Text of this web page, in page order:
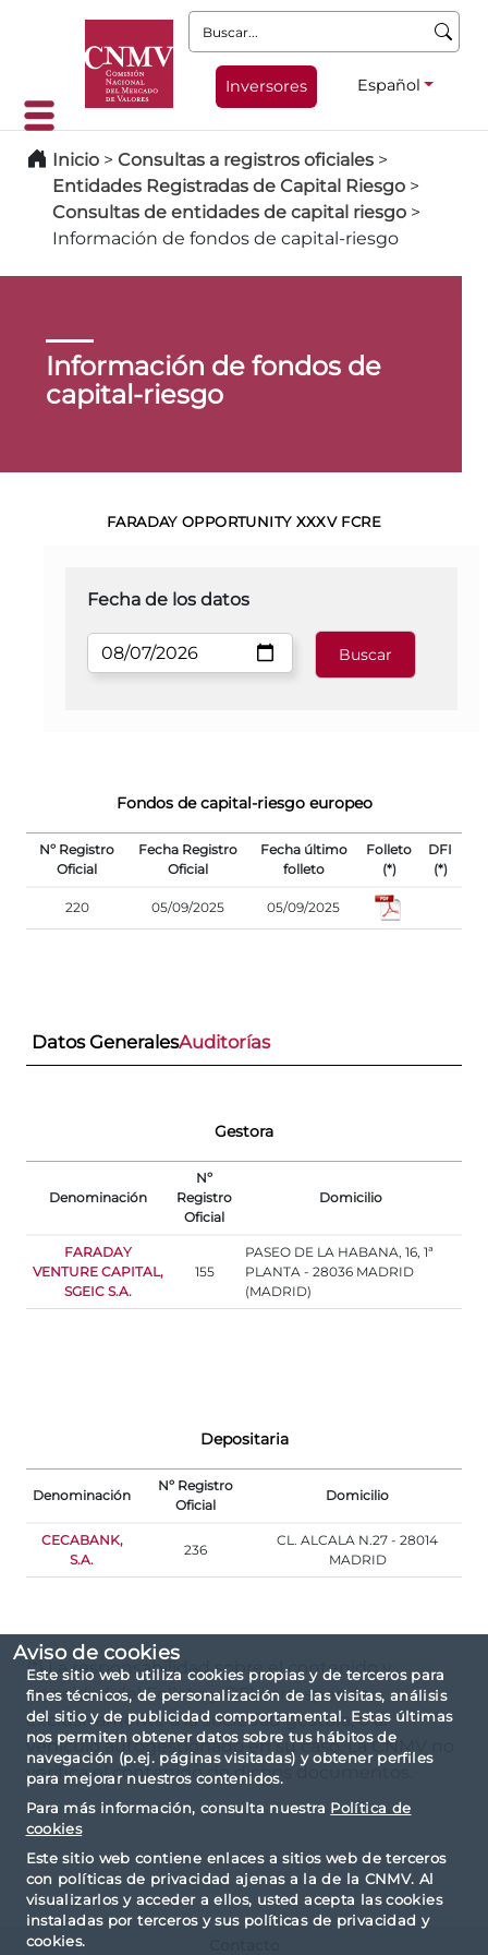
Aviso de cookies
Este sitio web utiliza cookies propias y de terceros para
fines técnicos, de personalización de las visitas, análisis
del sitio y de publicidad comportamental. Estas últimas
nos permiten obtener datos sobre tus hábitos de
navegación (p.ej. páginas visitadas) y obtener perfiles
para mejorar nuestros contenidos.
Para más información, consulta nuestra Política de
cookies
Este sitio web contiene enlaces a sitios web de terceros
con políticas de privacidad ajenas a la de la CNMV. Al
visualizarlos y acceder a ellos, usted acepta las cookies
instaladas por terceros y sus políticas de privacidad y
cookies.
Buscar:
Inversores Español
Inicio > Consultas a registros oficiales >
Entidades Registradas de Capital Riesgo >
Consultas de entidades de capital riesgo >
Información de fondos de capital-riesgo
Información de fondos de
capital-riesgo
FARADAY OPPORTUNITY XXXV FCRE
Fecha de los datos
Fondos de capital-riesgo europeo
Nº Registro
Oficial
Fecha Registro
Oficial
Fecha último
folleto
Folleto
(*)
DFI
(*)
220 05/09/2025 05/09/2025
Datos GeneralesAuditorías
Gestora
Denominación
Nº
Registro
Oficial
Domicilio
FARADAY
VENTURE CAPITAL,
SGEIC S.A.
155
PASEO DE LA HABANA, 16, 1ª
PLANTA - 28036 MADRID
(MADRID)
Depositaria
Denominación
Nº Registro
Oficial
Domicilio
CECABANK,
S.A.
236
CL. ALCALA N.27 - 28014
MADRID
(*) La responsabilidad sobre el contenido y
veracidad del Folleto y DFI corresponde
exclusivamente a la sociedad gestora, o al
vehículo autogestionado en su caso. La CNMV no
verifica el contenido de dichos documentos.